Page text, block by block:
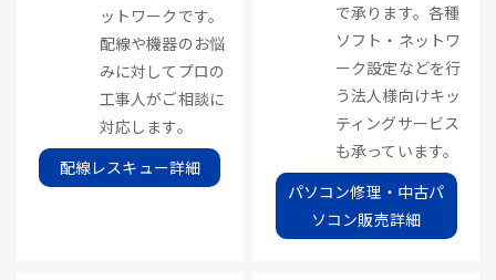
ットワークです。
配線や機器のお悩
みに対してプロの
工事人がご相談に
対応します。
配線レスキュー詳細
で承ります。各種
ソフト・ネットワ
ーク設定などを行
う法人様向けキッ
ティングサービス
も承っています。
パソコン修理・中古パ
ソコン販売詳細